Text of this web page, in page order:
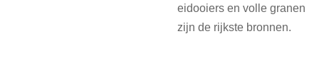
eidooiers en volle granen
zijn de rijkste bronnen.